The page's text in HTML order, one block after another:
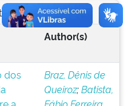
1 to 2 of 2
Author(s)
dos
Braz, Dênis de
Queiroz;Batista,